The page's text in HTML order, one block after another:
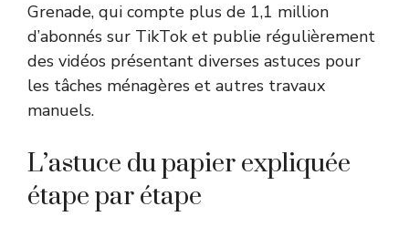
Grenade, qui compte plus de 1,1 million
d’abonnés sur TikTok et publie régulièrement
des vidéos présentant diverses astuces pour
les tâches ménagères et autres travaux
manuels.
L’astuce du papier expliquée
étape par étape